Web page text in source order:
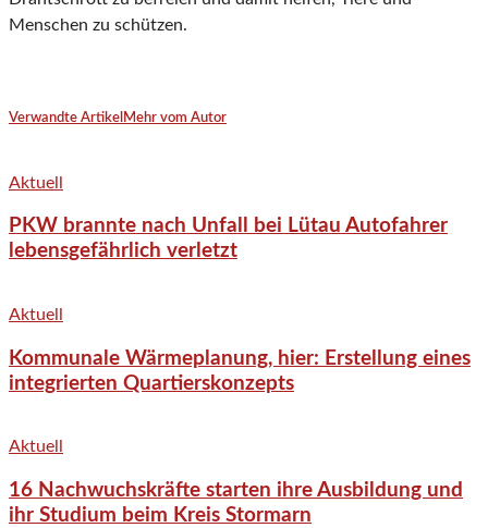
Menschen zu schützen.
Verwandte Artikel Mehr vom Autor
Aktuell
PKW brannte nach Unfall bei Lütau Autofahrer
lebensgefährlich verletzt
Aktuell
Kommunale Wärmeplanung, hier: Erstellung eines
integrierten Quartierskonzepts
Aktuell
16 Nachwuchskräfte starten ihre Ausbildung und
ihr Studium beim Kreis Stormarn